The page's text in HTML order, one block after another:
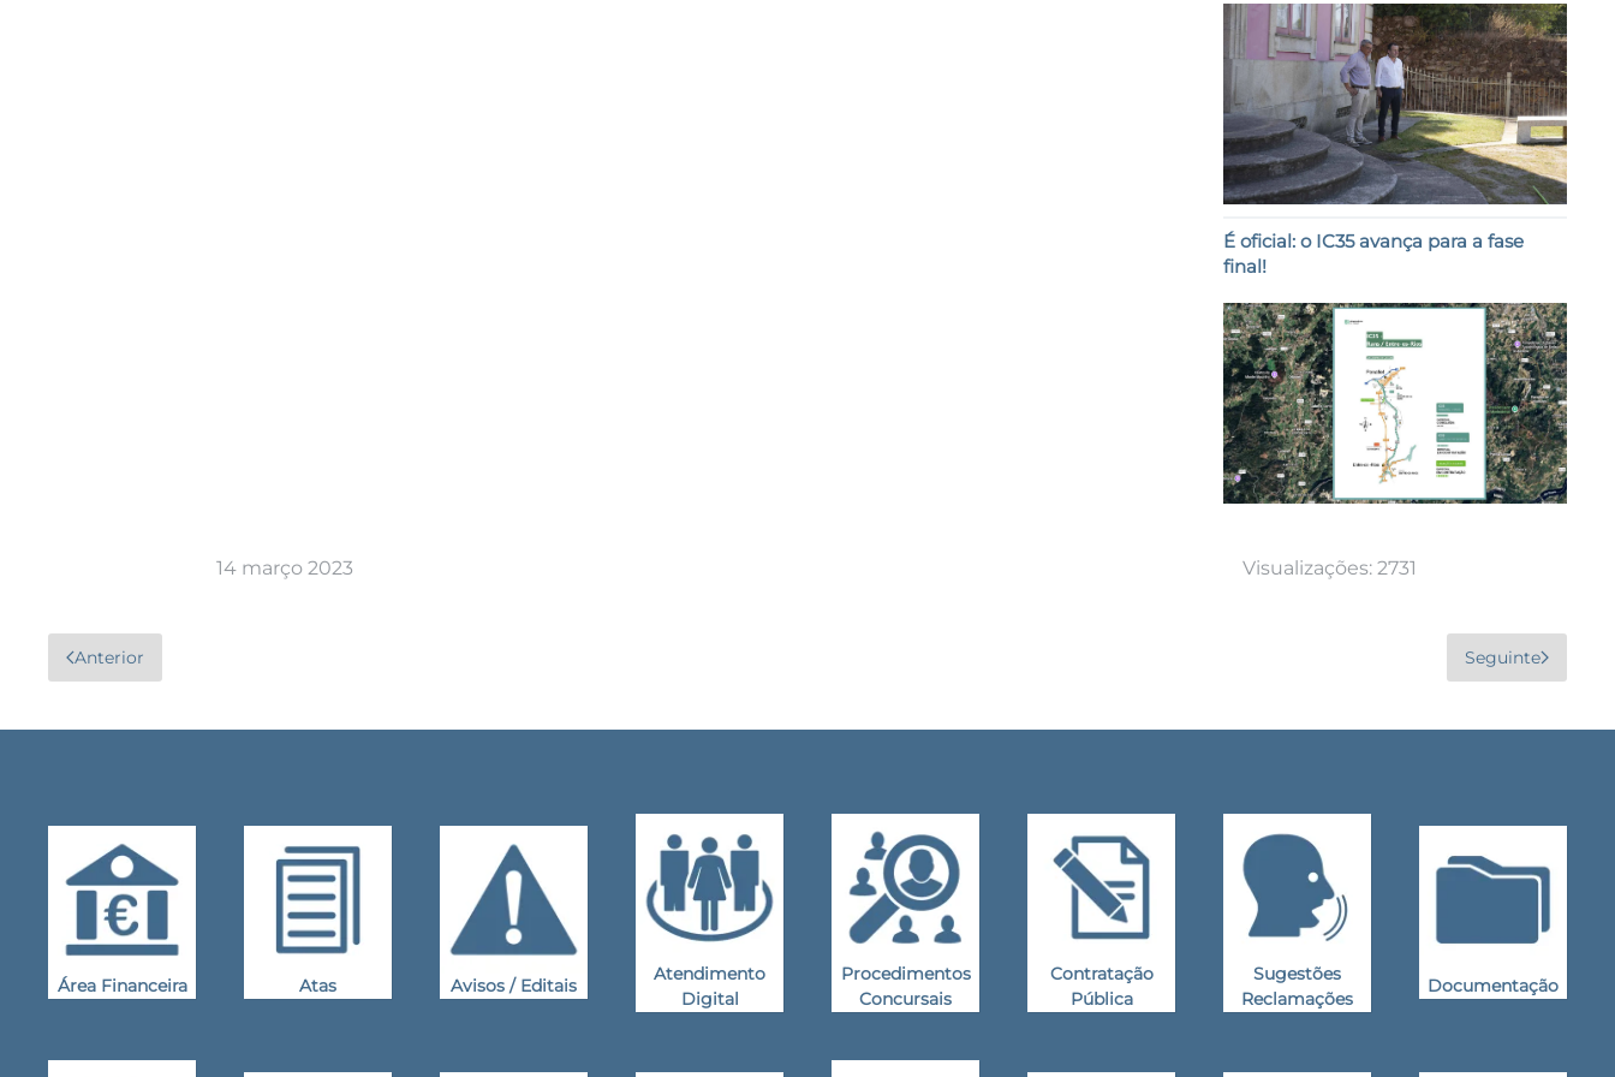
É oficial: o IC35 avança para a fase
final!
14 março 2023 Visualizações: 2731
Anterior Seguinte
Área Financeira Atas Avisos / Editais
Atendimento
Digital
Procedimentos
Concursais
Contratação
Pública
Sugestões
Reclamações
Documentação